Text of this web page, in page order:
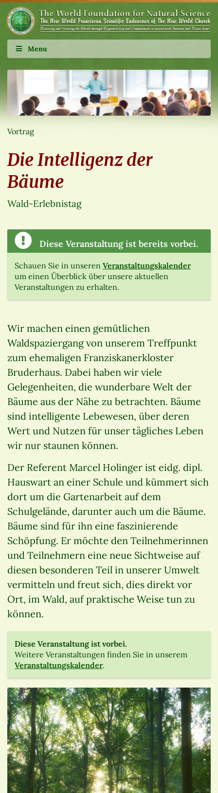
Menu
Vortrag
Die Intelligenz der
Bäume
Wald-Erlebnistag
Diese Veranstaltung ist bereits vorbei.
Schauen Sie in unseren Veranstaltungskalender
um einen Überblick über unsere aktuellen
Veranstaltungen zu erhalten.
Wir machen einen gemütlichen
Waldspaziergang von unserem Treffpunkt
zum ehemaligen Franziskanerkloster
Bruderhaus. Dabei haben wir viele
Gelegenheiten, die wunderbare Welt der
Bäume aus der Nähe zu betrachten. Bäume
sind intelligente Lebewesen, über deren
Wert und Nutzen für unser tägliches Leben
wir nur staunen können.
Der Referent Marcel Holinger ist eidg. dipl.
Hauswart an einer Schule und kümmert sich
dort um die Gartenarbeit auf dem
Schulgelände, darunter auch um die Bäume.
Bäume sind für ihn eine faszinierende
Schöpfung. Er möchte den Teilnehmerinnen
und Teilnehmern eine neue Sichtweise auf
diesen besonderen Teil in unserer Umwelt
vermitteln und freut sich, dies direkt vor
Ort, im Wald, auf praktische Weise tun zu
können.
Diese Veranstaltung ist vorbei.
Weitere Veranstaltungen finden Sie in unserem
Veranstaltungskalender.